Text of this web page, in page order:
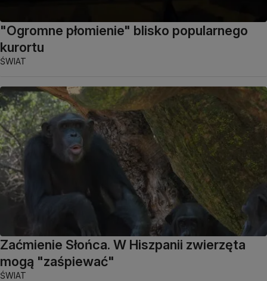
"Ogromne płomienie" blisko popularnego
kurortu
ŚWIAT
Zaćmienie Słońca. W Hiszpanii zwierzęta
mogą "zaśpiewać"
ŚWIAT